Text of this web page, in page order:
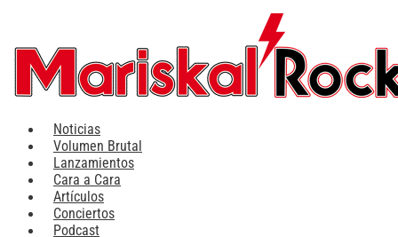
contenido
Noticias
Volumen Brutal
Lanzamientos
Cara a Cara
Artículos
Conciertos
Podcast